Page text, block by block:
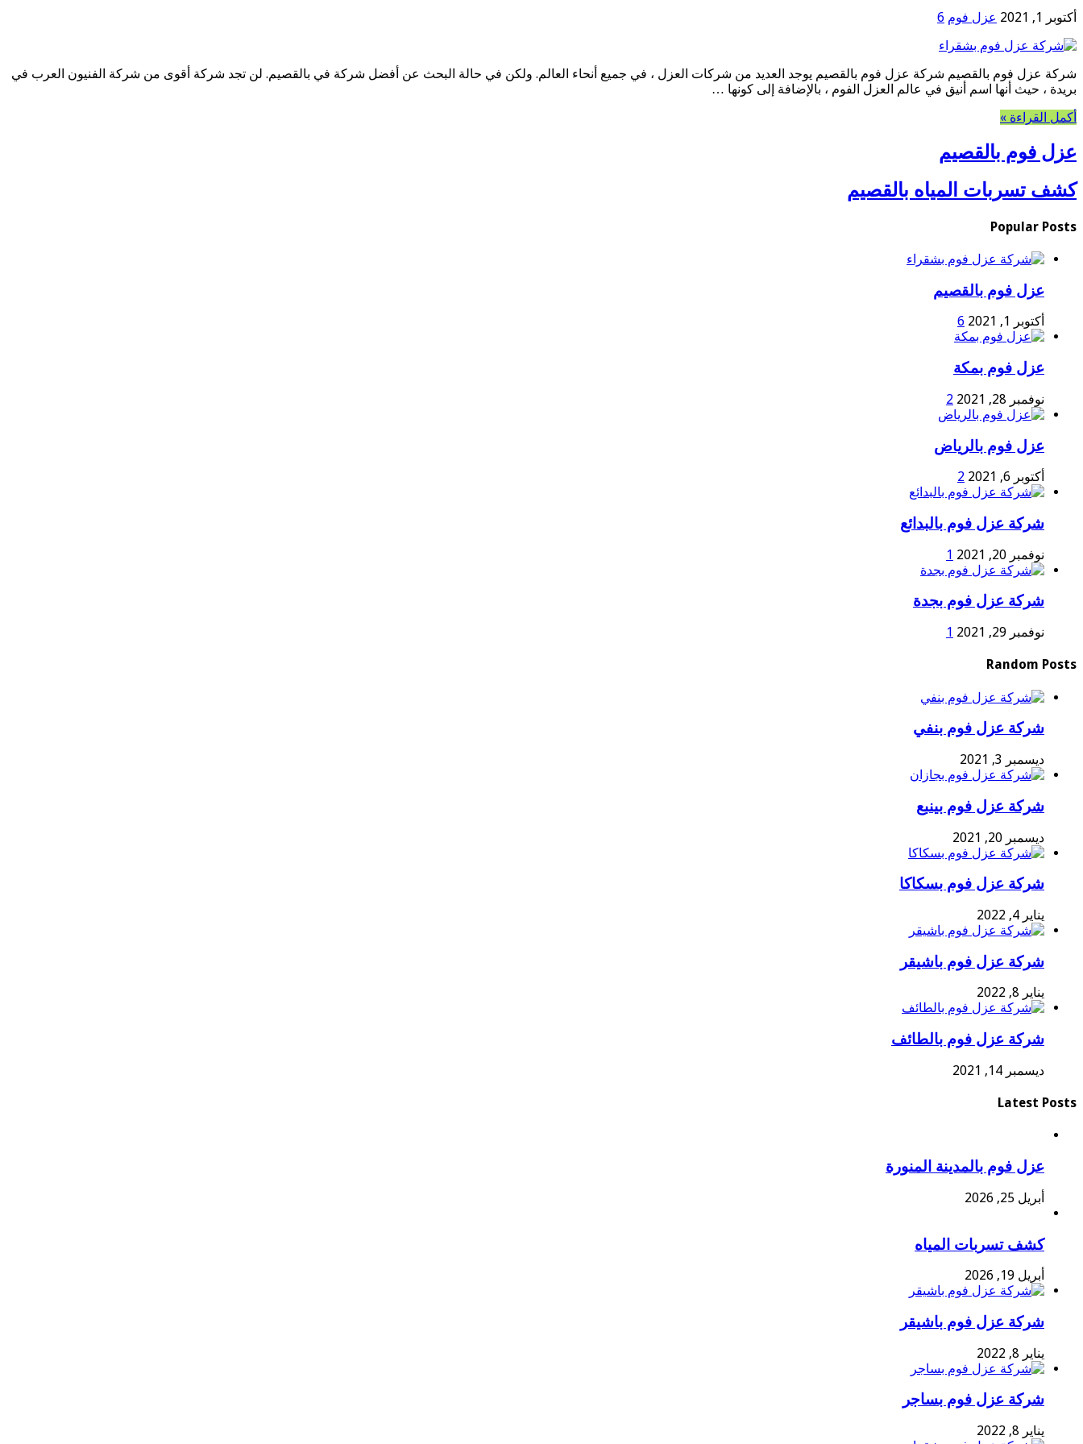
أكتوبر 1, 2021 عزل فوم 6
شركة عزل فوم بالقصيم شركة عزل فوم بالقصيم يوجد العديد من شركات العزل ، في جميع أنحاء العالم. ولكن في حالة البحث عن أفضل شركة في بالقصيم. لن تجد شركة أقوى من شركة الفنيون العرب في
بريدة ، حيث أنها اسم أنيق في عالم العزل الفوم ، بالإضافة إلى كونها …
أكمل القراءة »
عزل فوم بالقصيم
كشف تسربات المياه بالقصيم
Popular Posts
عزل فوم بالقصيم
أكتوبر 1, 2021 6
عزل فوم بمكة
نوفمبر 28, 2021 2
عزل فوم بالرياض
أكتوبر 6, 2021 2
شركة عزل فوم بالبدائع
نوفمبر 20, 2021 1
شركة عزل فوم بجدة
نوفمبر 29, 2021 1
Random Posts
شركة عزل فوم بنفي
ديسمبر 3, 2021
شركة عزل فوم بينبع
ديسمبر 20, 2021
شركة عزل فوم بسكاكا
يناير 4, 2022
شركة عزل فوم باشيقر
يناير 8, 2022
شركة عزل فوم بالطائف
ديسمبر 14, 2021
Latest Posts
عزل فوم بالمدينة المنورة
أبريل 25, 2026
كشف تسربات المياه
أبريل 19, 2026
شركة عزل فوم باشيقر
يناير 8, 2022
شركة عزل فوم بساجر
يناير 8, 2022